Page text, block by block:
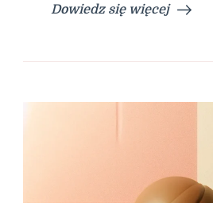
Dowiedz się więcej